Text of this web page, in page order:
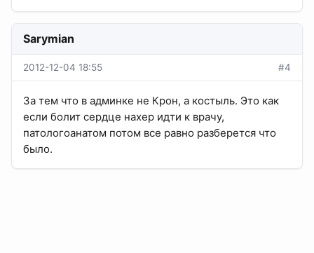
Sarymian
2012-12-04 18:55 #4
За тем что в админке не Крон, а костыль. Это как
если болит сердце нахер идти к врачу,
патологоанатом потом все равно разберется что
было.